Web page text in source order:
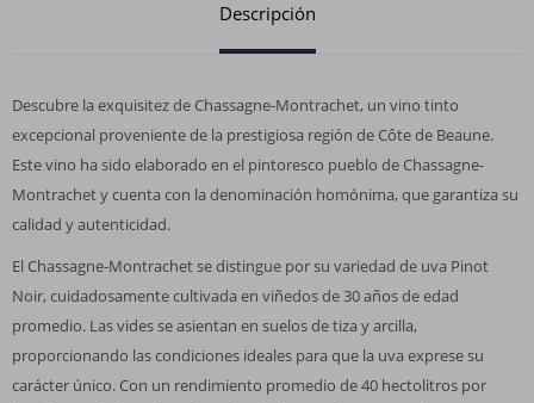
Descripción
Descubre la exquisitez de Chassagne-Montrachet, un vino tinto
excepcional proveniente de la prestigiosa región de Côte de Beaune.
Este vino ha sido elaborado en el pintoresco pueblo de Chassagne-
Montrachet y cuenta con la denominación homónima, que garantiza su
calidad y autenticidad.
El Chassagne-Montrachet se distingue por su variedad de uva Pinot
Noir, cuidadosamente cultivada en viñedos de 30 años de edad
promedio. Las vides se asientan en suelos de tiza y arcilla,
proporcionando las condiciones ideales para que la uva exprese su
carácter único. Con un rendimiento promedio de 40 hectolitros por